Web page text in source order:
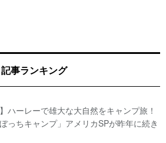
記事ランキング
ハーレーで雄大な大自然をキャンプ旅！
っちキャンプ」アメリカSPが昨年に続き